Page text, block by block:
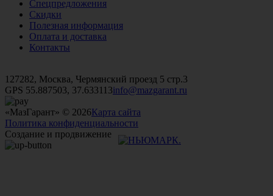
Спецпредложения
Скидки
Полезная информация
Оплата и доставка
Контакты
127282, Москва, Чермянский проезд 5 стр.3
GPS 55.887503, 37.633113info@mazgarant.ru
«МазГарант» © 2026Карта сайта
Политика конфиденциальности
Создание и продвижение